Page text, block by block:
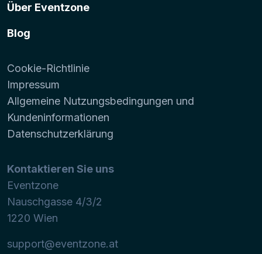
Über Eventzone
Blog
Cookie-Richtlinie
Impressum
Allgemeine Nutzungsbedingungen und
Kundeninformationen
Datenschutzerklärung
Kontaktieren Sie uns
Eventzone
Nauschgasse 4/3/2
1220 Wien
support@eventzone.at